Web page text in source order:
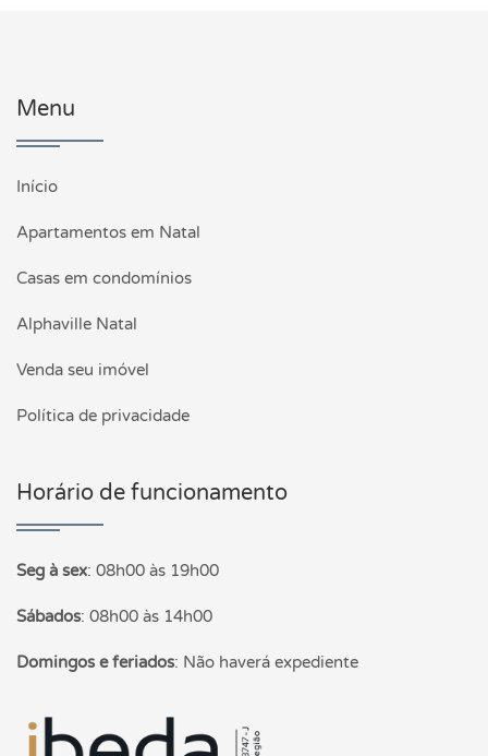
Menu
Início
Apartamentos em Natal
Casas em condomínios
Alphaville Natal
Venda seu imóvel
Política de privacidade
Horário de funcionamento
Seg à sex: 08h00 às 19h00
Sábados: 08h00 às 14h00
Domingos e feriados: Não haverá expediente
Página inicial